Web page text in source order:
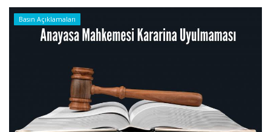
Basın Açıklamaları